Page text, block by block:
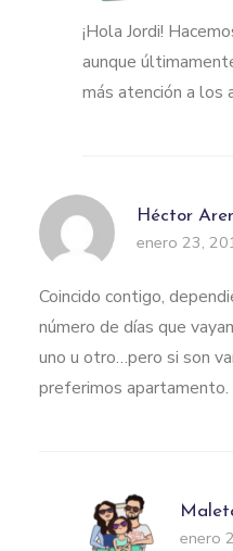
¡Hola Jordi!
aunque
más atención a los
Héctor
enero 23,
Coincido contigo,
número de días que
uno u otro…pero si son
preferimos apartamento.
enero